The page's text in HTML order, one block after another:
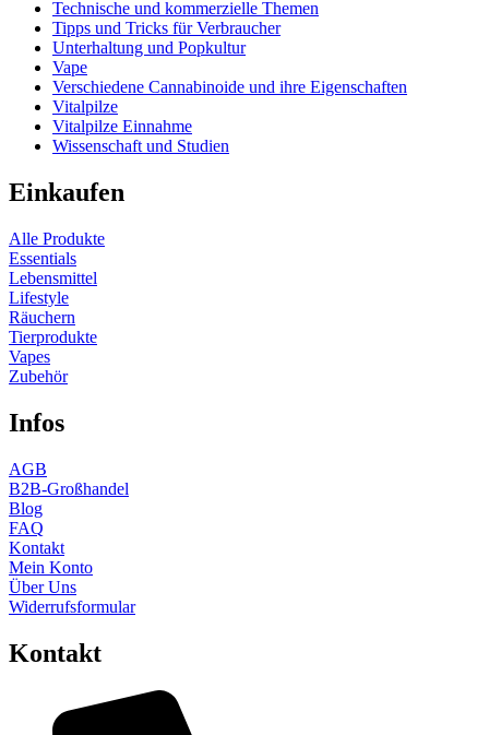
Technische und kommerzielle Themen
Tipps und Tricks für Verbraucher
Unterhaltung und Popkultur
Vape
Verschiedene Cannabinoide und ihre Eigenschaften
Vitalpilze
Vitalpilze Einnahme
Wissenschaft und Studien
Einkaufen
Alle Produkte
Essentials
Lebensmittel
Lifestyle
Räuchern
Tierprodukte
Vapes
Zubehör
Infos
AGB
B2B-Großhandel
Blog
FAQ
Kontakt
Mein Konto
Über Uns
Widerrufsformular
Kontakt